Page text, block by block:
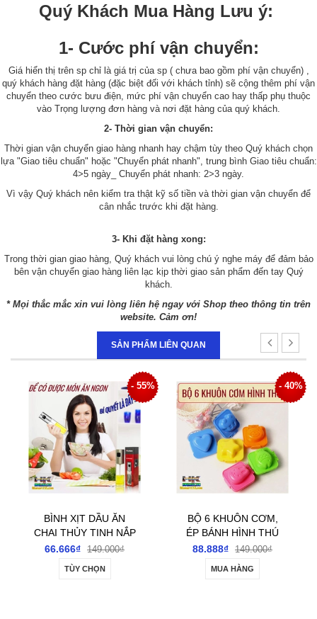
Quý Khách Mua Hàng Lưu ý:
1- Cước phí vận chuyển:
Giá hiển thị trên sp chỉ là giá trị của sp ( chưa bao gồm phí vận chuyển) ,
quý khách hàng đặt hàng (đặc biệt đối với khách tỉnh) sẽ cộng thêm phí vận
chuyển theo cước bưu điện, mức phí vận chuyển cao hay thấp phụ thuộc
vào Trọng lượng đơn hàng và nơi đặt hàng của quý khách.
2- Thời gian vận chuyển:
Thời gian vận chuyển giao hàng nhanh hay chậm tùy theo Quý khách chọn
lựa "Giao tiêu chuẩn" hoặc "Chuyển phát nhanh", trung bình Giao tiêu chuẩn:
4>5 ngày_ Chuyển phát nhanh: 2>3 ngày.
Vì vậy Quý khách nên kiểm tra thật kỹ số tiền và thời gian vận chuyển để
cân nhắc trước khi đặt hàng.
3- Khi đặt hàng xong:
Trong thời gian giao hàng, Quý khách vui lòng chú ý nghe máy để đảm bảo
bên vận chuyển giao hàng liên lạc kịp thời giao sản phẩm đến tay Quý
khách.
* Mọi thắc mắc xin vui lòng liên hệ ngay với Shop theo thông tin trên
website. Cảm ơn!
SẢN PHẨM LIÊN QUAN
- 40%
BỘ 6 KHUÔN CƠM,
ÉP BÁNH HÌNH THÚ
88.888₫ 149.000₫
MUA HÀNG
- 36%
BỘ CƯA CẦM TAY ĐA
NĂNG 8 MÓN
166.666₫
260.000₫
MUA HÀNG